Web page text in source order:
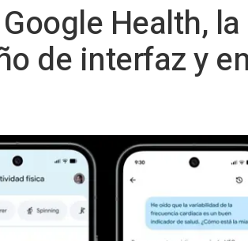
Health,
de interfaz y